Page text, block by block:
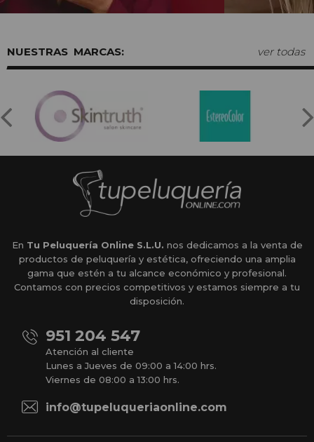
MARCAS: ver todas
En Tu Peluquería Online S.L.U. nos dedicamos a la venta de
productos de peluquería y estética, ofreciendo una amplia
gama que estén a tu alcance económico y profesional.
Contamos con precios competitivos y estamos siempre a tu
disposición.
951 204 547
Atención al cliente
Lunes a Jueves de 09:00 a 14:00 hrs.
Viernes de 08:00 a 13:00 hrs.
info@tupeluqueriaonline.com